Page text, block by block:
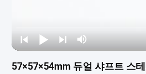
57×57×54mm 듀얼 샤프트 스